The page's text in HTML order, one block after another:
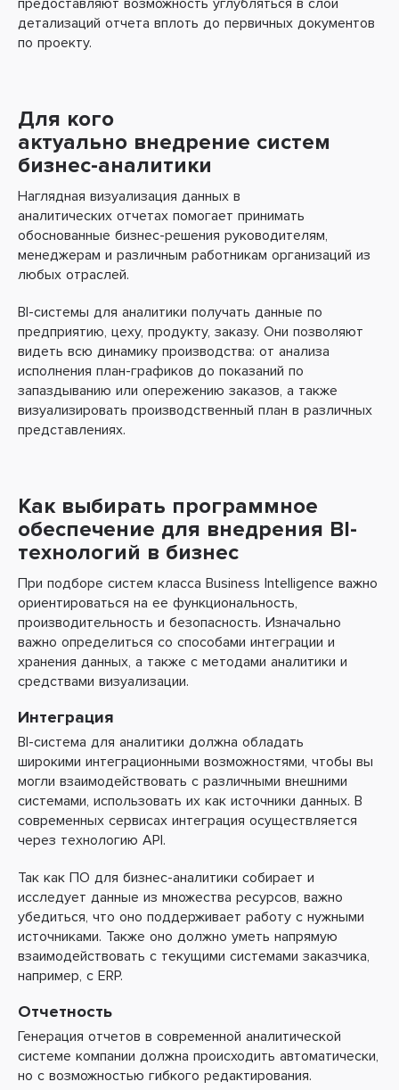
предоставляют возможность углубляться в слои
детализаций отчета вплоть до первичных документов
по проекту.
Для кого
актуально внедрение систем
бизнес-аналитики
Наглядная визуализация данных в
аналитических отчетах помогает принимать
обоснованные бизнес-решения руководителям,
менеджерам и различным работникам организаций из
любых отраслей.
BI-системы для аналитики получать данные по
предприятию, цеху, продукту, заказу. Они позволяют
видеть всю динамику производства: от анализа
исполнения план-графиков до показаний по
запаздыванию или опережению заказов, а также
визуализировать производственный план в различных
представлениях.
Как выбирать программное
обеспечение для внедрения BI-
технологий в бизнес
При подборе систем класса Business Intelligence важно
ориентироваться на ее функциональность,
производительность и безопасность. Изначально
важно определиться со способами интеграции и
хранения данных, а также с методами аналитики и
средствами визуализации.
Интеграция
BI-система для аналитики должна обладать
широкими интеграционными возможностями, чтобы вы
могли взаимодействовать с различными внешними
системами, использовать их как источники данных. В
современных сервисах интеграция осуществляется
через технологию API.
Так как ПО для бизнес-аналитики собирает и
исследует данные из множества ресурсов, важно
убедиться, что оно поддерживает работу с нужными
источниками. Также оно должно уметь напрямую
взаимодействовать с текущими системами заказчика,
например, с ERP.
Отчетность
Генерация отчетов в современной аналитической
системе компании должна происходить автоматически,
но с возможностью гибкого редактирования.